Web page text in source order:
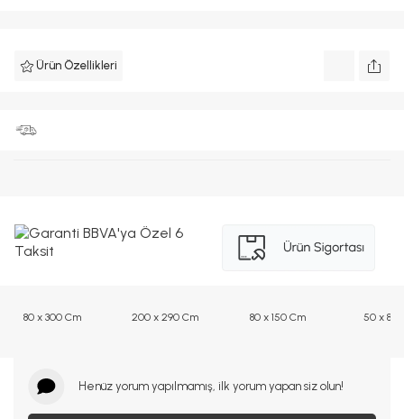
Ürün Özellikleri
80 x 300 Cm 200 x 290 Cm 80 x 150 Cm 50 x 80
Henüz yorum yapılmamış, ilk yorum yapan siz olun!